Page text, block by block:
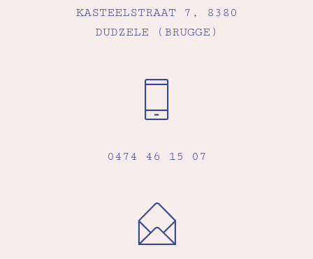
KASTEELSTRAAT 7, 8380
DUDZELE (BRUGGE)
0474 46 15 07